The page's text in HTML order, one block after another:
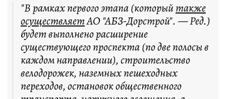
"В рамках первого этапа (которыйтакже
осуществляетАО "АБЗ-Дорстрой". — Ред.)
будет выполнено расширение
существующего проспекта (по две полосы в
каждом направлении), строительство
велодорожек, наземных пешеходных
переходов, остановок общественного